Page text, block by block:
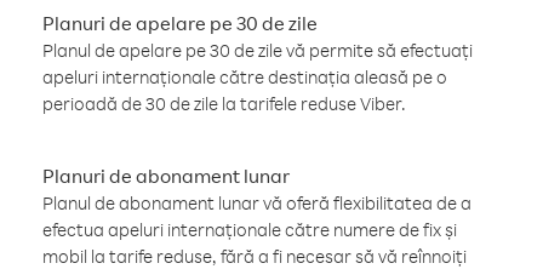
Planuri de apelare pe 30 de zile
Planul de apelare pe 30 de zile vă permite să efectuați
apeluri internaționale către destinația aleasă pe o
perioadă de 30 de zile la tarifele reduse Viber.
Planuri de abonament lunar
Planul de abonament lunar vă oferă flexibilitatea de a
efectua apeluri internaționale către numere de fix și
mobil la tarife reduse, fără a fi necesar să vă reînnoiți